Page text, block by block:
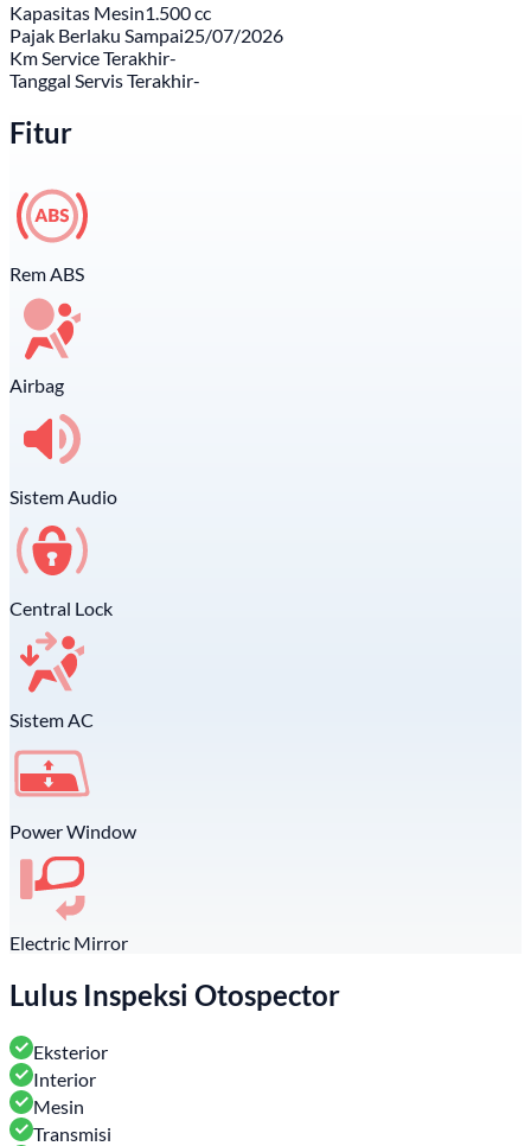
Kapasitas Mesin1.500 cc
Pajak Berlaku Sampai25/07/2026
Km Service Terakhir-
Tanggal Servis Terakhir-
Fitur
Rem ABS
Airbag
Sistem Audio
Central Lock
Sistem AC
Power Window
Electric Mirror
Lulus Inspeksi Otospector
Eksterior
Interior
Mesin
Transmisi